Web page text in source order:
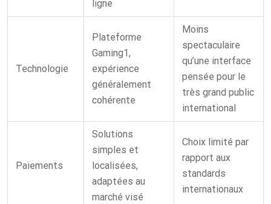
ligne
Technologie
Plateforme
Gaming1,
expérience
généralement
cohérente
Moins
spectaculaire
qu’une interface
pensée pour le
très grand public
international
Paiements
Solutions
simples et
localisées,
adaptées au
marché visé
Choix limité par
rapport aux
standards
internationaux